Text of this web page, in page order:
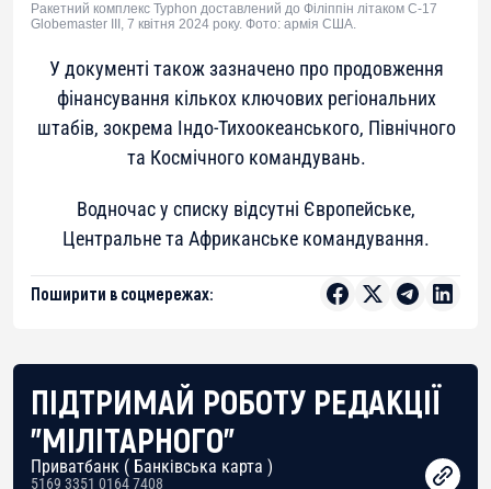
Ракетний комплекс Typhon доставлений до Філіппін літаком C-17
Globemaster III, 7 квітня 2024 року. Фото: армія США.
У документі також зазначено про продовження
фінансування кількох ключових регіональних
штабів, зокрема Індо-Тихоокеанського, Північного
та Космічного командувань.
Водночас у списку відсутні Європейське,
Центральне та Африканське командування.
Поширити в соцмережах:
ПІДТРИМАЙ РОБОТУ РЕДАКЦІЇ
"МІЛІТАРНОГО"
Приватбанк ( Банківська карта )
5169 3351 0164 7408